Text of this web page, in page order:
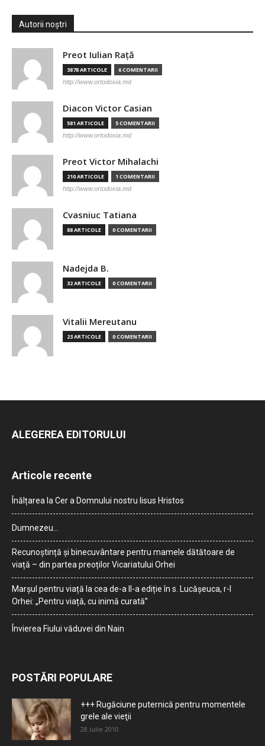
Autorii noștri
Preot Iulian Raţă
3878 ARTICOLE 6 COMENTARII
http://www.ortodoxia.md
Diacon Victor Casian
581 ARTICOLE 5 COMENTARII
http://www.ortodoxia.md
Preot Victor Mihalachi
210 ARTICOLE 1 COMENTARII
http://www.ortodoxia.md
Cvasniuc Tatiana
88 ARTICOLE 0 COMENTARII
Nadejda B.
32 ARTICOLE 0 COMENTARII
Vitalii Mereutanu
23 ARTICOLE 0 COMENTARII
ALEGEREA EDITORULUI
Articole recente
Înălțarea la Cer a Domnului nostru Iisus Hristos
Dumnezeu…
Recunoștință și binecuvântare pentru mamele dătătoare de
viață – din partea preoților Vicariatului Orhei
Marșul pentru viață la cea de-a II-a ediție în s. Lucășeuca, r-l
Orhei: „Pentru viață, cu inimă curată”
Învierea Fiului văduvei din Nain
POSTĂRI POPULARE
+++ Rugăciune puternică pentru momentele
grele ale vieţii
28 iulie 2010